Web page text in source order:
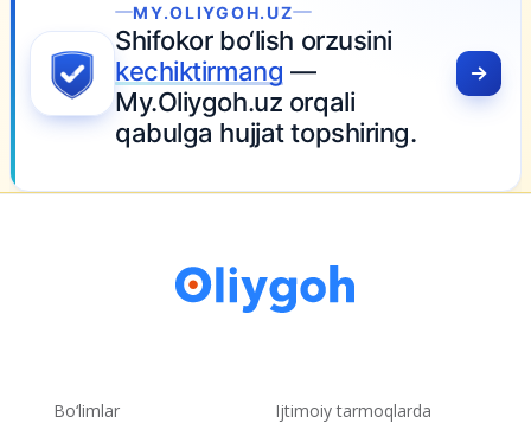
MY.OLIYGOH.UZ
Shifokor bo‘lish orzusini
kechiktirmang —
My.Oliygoh.uz orqali
qabulga hujjat topshiring.
Bo‘limlar Ijtimoiy tarmoqlarda